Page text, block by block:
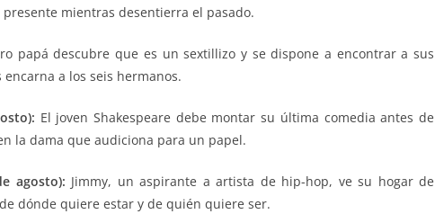
mientras desentierra el pasado.
papá descubre que es un sextillizo y se dispone a encontrar a sus
a los seis hermanos.
El joven Shakespeare debe montar su última comedia antes de
la dama que audiciona para un papel.
agosto): Jimmy, un aspirante a artista de hip-hop, ve su hogar de
dónde quiere estar y de quién quiere ser.